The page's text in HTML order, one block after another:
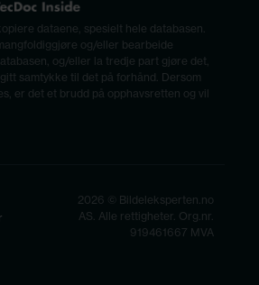
dataene, spesielt hele databasen.
og/eller bearbeide
og/eller la tredje part gjøre det,
samtykke til det på forhånd. Dersom
er det et brudd på opphavsretten og vil
2026 © Bildeleksperten.no
AS. Alle rettigheter. Org.nr.
919461667 MVA